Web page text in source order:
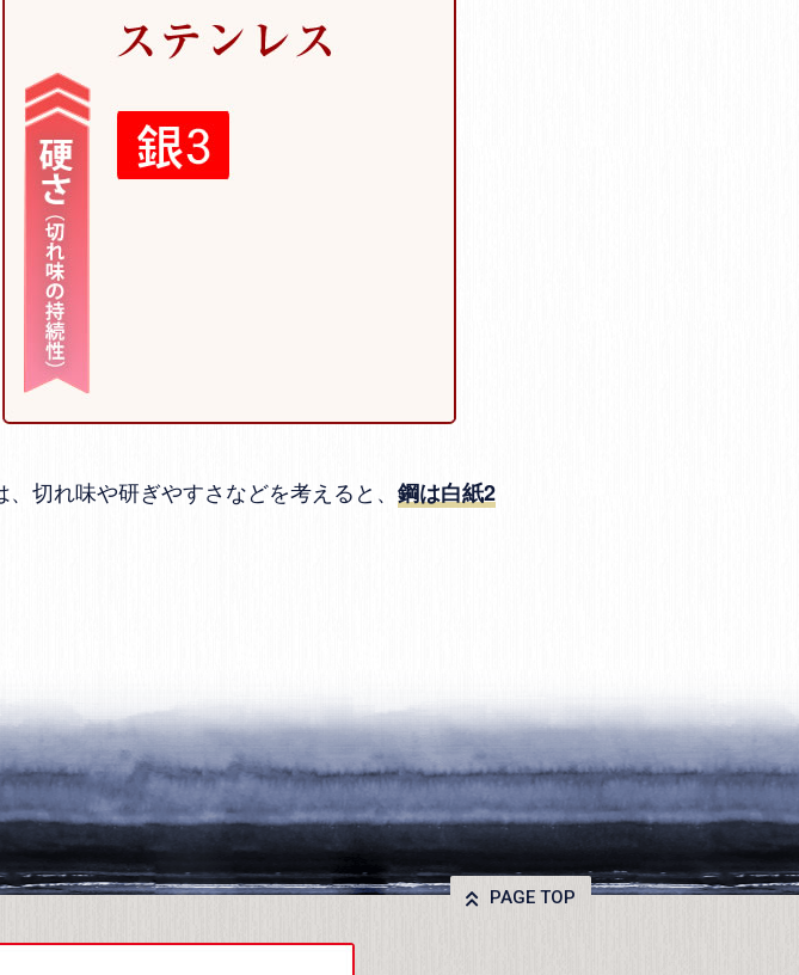
切れ味や研ぎやすさなどを考えると、 鋼は白紙2
PAGE TOP